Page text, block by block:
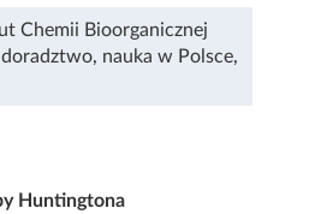
Chemii Bioorganicznej
doradztwo, nauka w Polsce,
Huntingtona